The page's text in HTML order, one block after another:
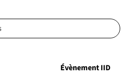
Évènement IID